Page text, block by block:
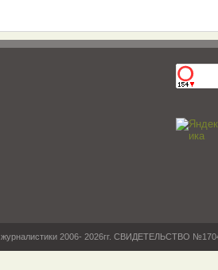
журналистики 2006- 2026гг. СВИДЕТЕЛЬСТВО